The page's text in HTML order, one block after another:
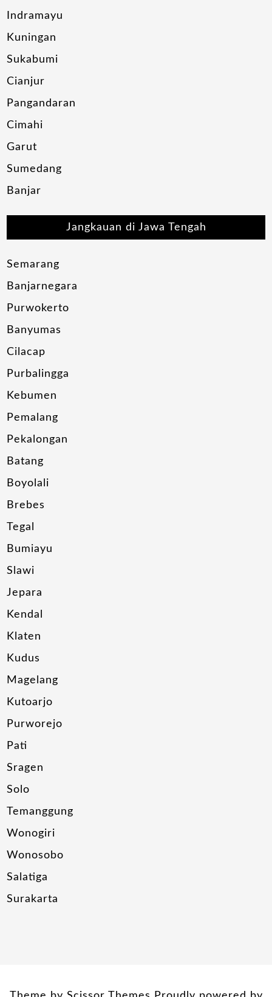
Indramayu
Kuningan
Sukabumi
Cianjur
Pangandaran
Cimahi
Garut
Sumedang
Banjar
Jangkauan di Jawa Tengah
Semarang
Banjarnegara
Purwokerto
Banyumas
Cilacap
Purbalingga
Kebumen
Pemalang
Pekalongan
Batang
Boyolali
Brebes
Tegal
Bumiayu
Slawi
Jepara
Kendal
Klaten
Kudus
Magelang
Kutoarjo
Purworejo
Pati
Sragen
Solo
Temanggung
Wonogiri
Wonosobo
Salatiga
Surakarta